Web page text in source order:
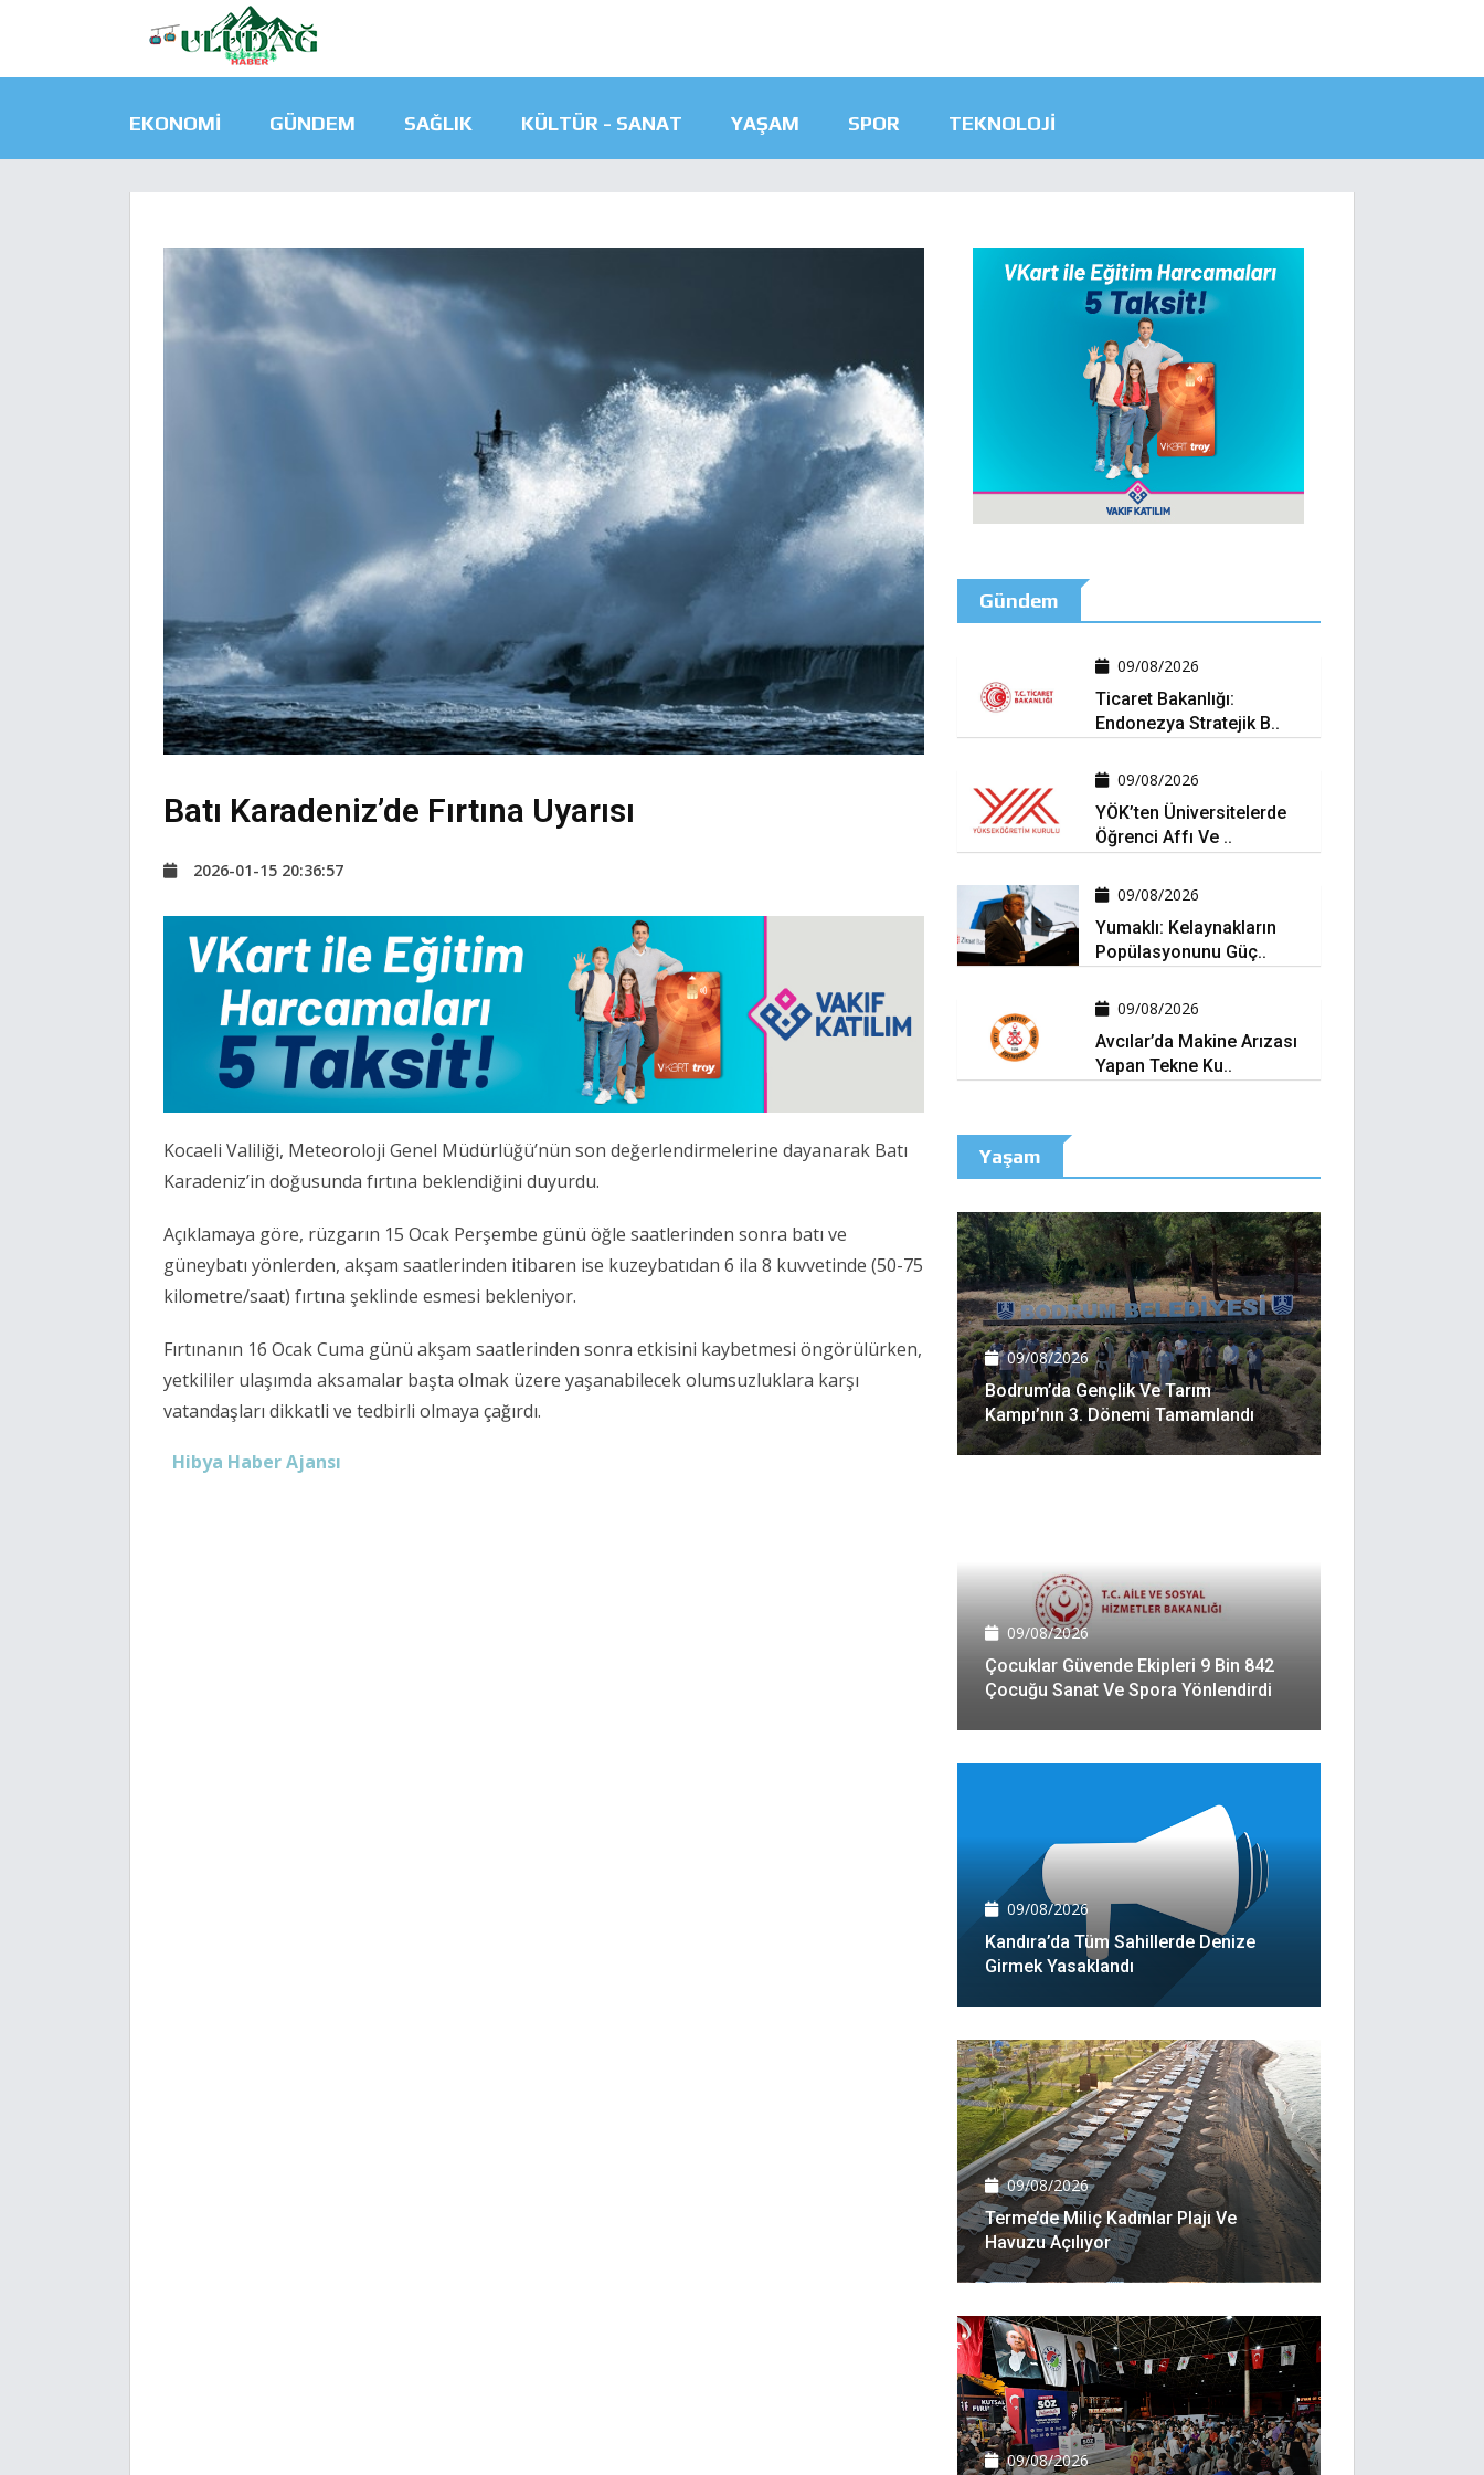
EKONOMI GÜNDEM SAĞLIK KÜLTÜR - SANAT YAŞAM SPOR TEKNOLOJI
Batı Karadeniz’de Fırtına Uyarısı
2026-01-15 20:36:57
Kocaeli Valiliği, Meteoroloji Genel Müdürlüğü’nün son değerlendirmelerine dayanarak Batı
Karadeniz’in doğusunda fırtına beklendiğini duyurdu.
Açıklamaya göre, rüzgarın 15 Ocak Perşembe günü öğle saatlerinden sonra batı ve
güneybatı yönlerden, akşam saatlerinden itibaren ise kuzeybatıdan 6 ila 8 kuvvetinde (50-75
kilometre/saat) fırtına şeklinde esmesi bekleniyor.
Fırtınanın 16 Ocak Cuma günü akşam saatlerinden sonra etkisini kaybetmesi öngörülürken,
yetkililer ulaşımda aksamalar başta olmak üzere yaşanabilecek olumsuzluklara karşı
vatandaşları dikkatli ve tedbirli olmaya çağırdı.
Hibya Haber Ajansı
Gündem
09/08/2026
Ticaret Bakanlığı:
Endonezya Stratejik B..
09/08/2026
YÖK’ten Üniversitelerde
Öğrenci Affı Ve ..
09/08/2026
Yumaklı: Kelaynakların
Popülasyonunu Güç..
09/08/2026
Avcılar’da Makine Arızası
Yapan Tekne Ku..
Yaşam
09/08/2026
Bodrum’da Gençlik Ve Tarım
Kampı’nın 3. Dönemi Tamamlandı
09/08/2026
Çocuklar Güvende Ekipleri 9 Bin 842
Çocuğu Sanat Ve Spora Yönlendirdi
09/08/2026
Kandıra’da Tüm Sahillerde Denize
Girmek Yasaklandı
09/08/2026
Terme’de Miliç Kadınlar Plajı Ve
Havuzu Açılıyor
09/08/2026